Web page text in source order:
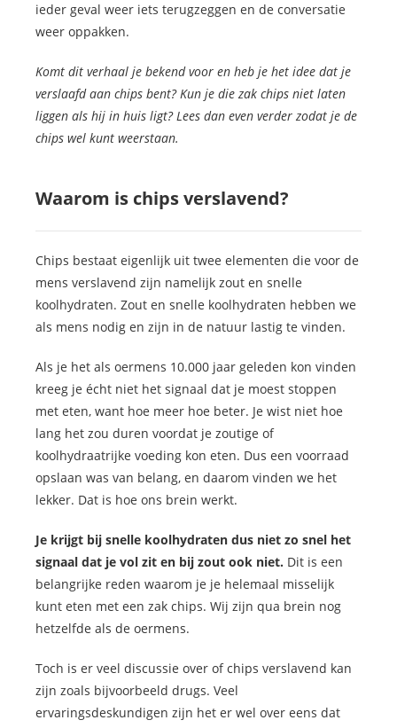
ieder geval weer iets terugzeggen en de conversatie
weer oppakken.
Komt dit verhaal je bekend voor en heb je het idee dat je
verslaafd aan chips bent? Kun je die zak chips niet laten
liggen als hij in huis ligt? Lees dan even verder zodat je de
chips wel kunt weerstaan.
Waarom is chips verslavend?
Chips bestaat eigenlijk uit twee elementen die voor de
mens verslavend zijn namelijk zout en snelle
koolhydraten. Zout en snelle koolhydraten hebben we
als mens nodig en zijn in de natuur lastig te vinden.
Als je het als oermens 10.000 jaar geleden kon vinden
kreeg je écht niet het signaal dat je moest stoppen
met eten, want hoe meer hoe beter. Je wist niet hoe
lang het zou duren voordat je zoutige of
koolhydraatrijke voeding kon eten. Dus een voorraad
opslaan was van belang, en daarom vinden we het
lekker. Dat is hoe ons brein werkt.
Je krijgt bij snelle koolhydraten dus niet zo snel het
signaal dat je vol zit en bij zout ook niet. Dit is een
belangrijke reden waarom je je helemaal misselijk
kunt eten met een zak chips. Wij zijn qua brein nog
hetzelfde als de oermens.
Toch is er veel discussie over of chips verslavend kan
zijn zoals bijvoorbeeld drugs. Veel
ervaringsdeskundigen zijn het er wel over eens dat